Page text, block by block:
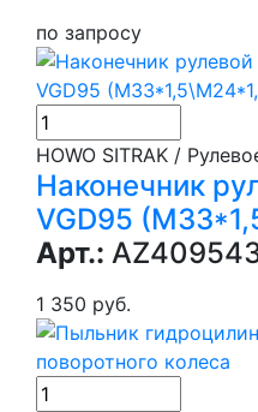
по запросу
HOWO SITRAK /
Наконечник
VGD95
Арт.:
1 350 руб.